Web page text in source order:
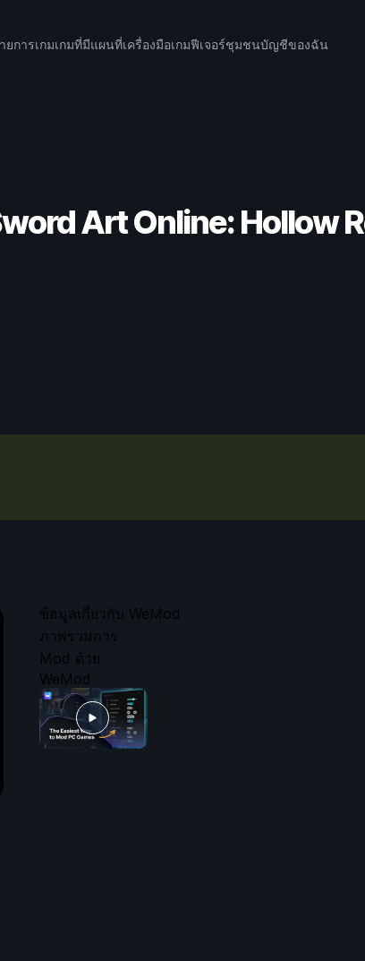
ยการเกมเกมที่มีแผนที่เครื่องมือเกมฟีเจอร์ชุมชนบัญชีของฉัน
Art Online: Hollow
ข้อมูลเกี่ยวกับ WeMod
ภาพรวมการ
Mod ด้วย
WeMod